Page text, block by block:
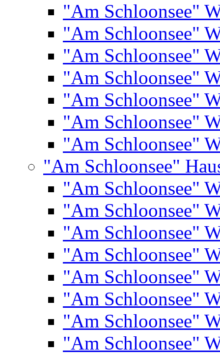
"Am Schloonsee"
"Am Schloonsee"
"Am Schloonsee"
"Am Schloonsee"
"Am Schloonsee"
"Am Schloonsee"
"Am Schloonsee"
"Am Schloonsee"
"Am Schloonsee"
"Am Schloonsee"
"Am Schloonsee"
"Am Schloonsee"
"Am Schloonsee"
"Am Schloonsee"
"Am Schloonsee"
"Am Schloonsee"